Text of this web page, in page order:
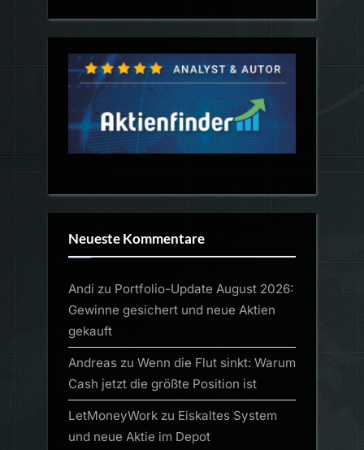
Neueste Kommentare
Andi zu Portfolio-Update August 2026:
Gewinne gesichert und neue Aktien
gekauft
Andreas zu Wenn die Flut sinkt: Warum
Cash jetzt die größte Position ist
LetMoneyWork zu Eiskaltes System
und neue Aktie im Depot